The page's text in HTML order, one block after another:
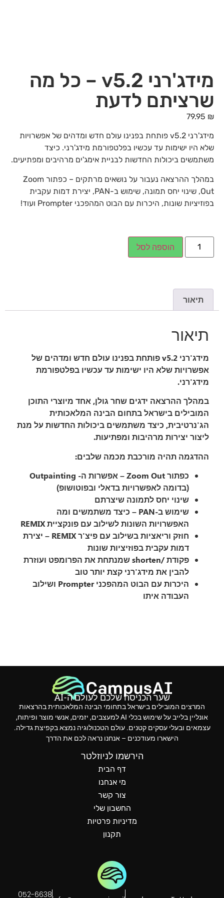
מידג'רני v5.2 – כל מה
שרציתם לדעת
79.95 ₪
מידג'רני v5.2 פותחת בפנינו עולם חדש ומדהים של אפשרויות
שלא היו ישימות עד עכשיו בפלטפורמת מידג'רני. כיצד
משתמשים ביכולות החדשות לבניית אימג'ים מרהיבים ומפתיעים.
במהלך ההרצאה נעבור על נושאים מרתקים – כפתור Zoom
Out, שינוי יחס תמונה, שימוש ב-PAN, יצירת דמות עקבית
בפוזיציות שונות, היכרות עם הבוט המהפכני Prompter ועוד!
הוספה לסל
תיאור
תיאור
מידג'רני v5.2 פותחת בפנינו עולם חדש ומדהים של
אפשרויות שלא היו ישימות עד עכשיו בפלטפורמת
מידג'רני.
במהלך ההרצאה ידגים שחר גולן, אחד מיוצרי התוכן
המובילים בישראל בתחום הבינה המלאכותית
הג'נרטיבית, כיצד משתמשים ביכולות החדשות על מנת
ליצור יצירות מרהיבות ומפתיעות.
ההדגמה תהיה מורכבת מכמה שלבים:
כפתור Zoom Out – אפשרות ה- Outpainting
(בדומה לאפשרויות בדאלי ובפוטושופ)
שינוי יחס לתמונה שיצרתם
שימוש ב-PAN – כיצד משתמשים ומה
האפשרויות השונות לשילוב עם פונקציית REMIX
חוזק וריאציות בשילוב עם פיצ'ר REMIX – יצירת
דמות עקבית בפוזיציות שונות
פקודת /shorten שמנתחת את הפרומפט ועוזרת
להבין את מידג'רני קצת יותר טוב
היכרות עם הבוט המהפכני Prompter ושילוב
העבודה איתו
שער הכניסה שלכם לעולם ה-AI
המרצים המובילים בישראל בתחומי הבינה המלאכותית בהרצאות
אונליין בלייב על שימוש בכלי AI למעצבים, יזמים, אנשי מוצר ופיתוח,
עצמאים ובעלי עסקים קטנים. עולם הטכנולוגיה נמצא בקפיצת גדילה.
הישארו מעודכנים – אנחנו נראה לכם את הדרך
הירשמו לניוזלטר
דף הבית
מי אנחנו
צור קשר
החשבון שלי
מדיניות פרטיות
תקנון
052-6638